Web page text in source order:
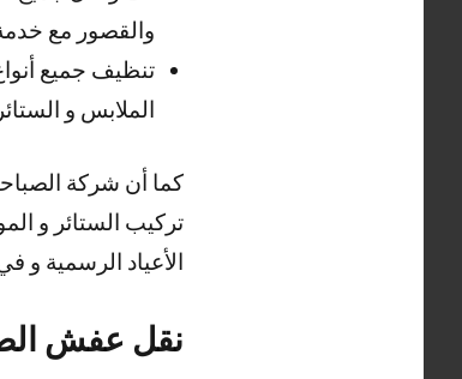
والقصور مع
تنظيف جميع
الملابس و
كما أن شركة
الأعياد الرسمية و
نقل عفش